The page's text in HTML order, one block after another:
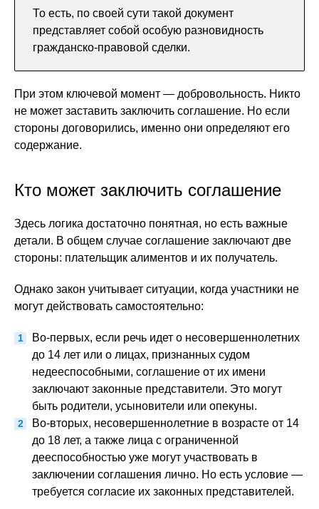
То есть, по своей сути такой документ
представляет собой особую разновидность
гражданско-правовой сделки.
При этом ключевой момент — добровольность. Никто
не может заставить заключить соглашение. Но если
стороны договорились, именно они определяют его
содержание.
Кто может заключить соглашение
Здесь логика достаточно понятная, но есть важные
детали. В общем случае соглашение заключают две
стороны: плательщик алиментов и их получатель.
Однако закон учитывает ситуации, когда участники не
могут действовать самостоятельно:
Во-первых, если речь идет о несовершеннолетних
до 14 лет или о лицах, признанных судом
недееспособными, соглашение от их имени
заключают законные представители. Это могут
быть родители, усыновители или опекуны.
Во-вторых, несовершеннолетние в возрасте от 14
до 18 лет, а также лица с ограниченной
дееспособностью уже могут участвовать в
заключении соглашения лично. Но есть условие —
требуется согласие их законных представителей.